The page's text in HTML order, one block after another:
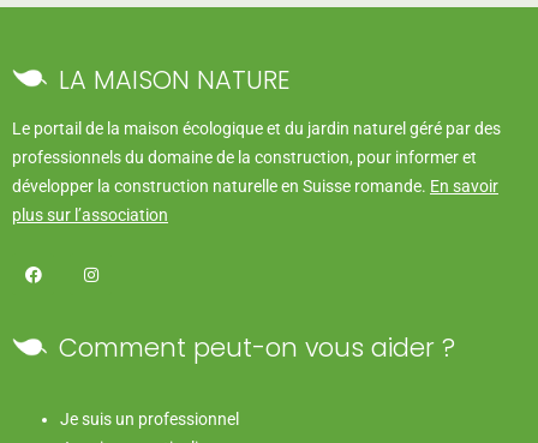
LA MAISON NATURE
Le portail de la maison écologique et du jardin naturel géré par des
professionnels du domaine de la construction, pour informer et
développer la construction naturelle en Suisse romande. En savoir
plus sur l’association
Comment peut-on vous aider ?
Je suis un professionnel